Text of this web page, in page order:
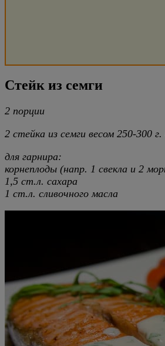
Стейк из семги
2 порции
2 стейка из семги весом 250-300
для гарнира:
корнеплоды (напр. 1 свекла и 2
1,5 ст.л. сахара
1 ст.л. сливочного масла